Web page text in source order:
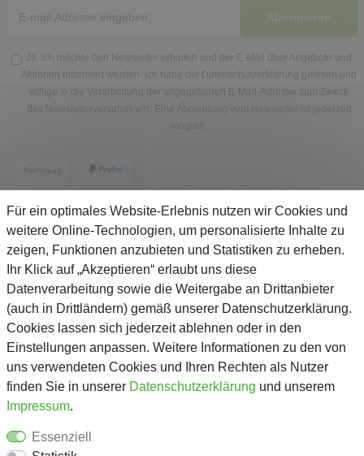
Abonnieren
Ja, ich möchte den Newsletter erhalten und per E-Mail über Angebote und
Aktionen informiert werden. Ich habe die Datenschutzerklärung gelesen und
willige in die Verarbeitung der angegebenen E-Mail-Adresse zum Zweck
des Newsletterversands ein. Eine Abmeldung vom Newsletter ist jederzeit
möglich.
Service
Unternehmen
Kontaktformular
AGB
Datenschutz
Für ein optimales Website-Erlebnis nutzen wir Cookies und
weitere Online-Technologien, um personalisierte Inhalte zu
zeigen, Funktionen anzubieten und Statistiken zu erheben.
Ihr Klick auf „Akzeptieren“ erlaubt uns diese
Datenverarbeitung sowie die Weitergabe an Drittanbieter
(auch in Drittländern) gemäß unserer Datenschutzerklärung.
Cookies lassen sich jederzeit ablehnen oder in den
Einstellungen anpassen. Weitere Informationen zu den von
uns verwendeten Cookies und Ihren Rechten als Nutzer
finden Sie in unserer Daten­schutz­erklärung und unserem
Impressum.
Essenziell